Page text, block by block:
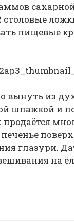
пищевые
вынуть из
шпажкой и
продаётся
глазури.
на